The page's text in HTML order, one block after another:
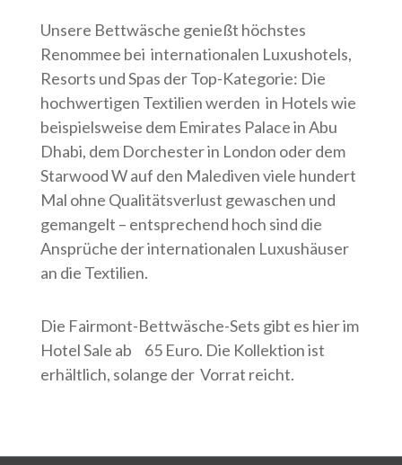
Unsere Bettwäsche genießt höchstes
Renommee bei internationalen Luxushotels,
Resorts und Spas der Top-Kategorie: Die
hochwertigen Textilien werden in Hotels wie
beispielsweise dem Emirates Palace in Abu
Dhabi, dem Dorchester in London oder dem
Starwood W auf den Malediven viele hundert
Mal ohne Qualitätsverlust gewaschen und
gemangelt – entsprechend hoch sind die
Ansprüche der internationalen Luxushäuser
an die Textilien.
Die Fairmont-Bettwäsche-Sets gibt es hier im
Hotel Sale ab 65 Euro. Die Kollektion ist
erhältlich, solange der Vorrat reicht.